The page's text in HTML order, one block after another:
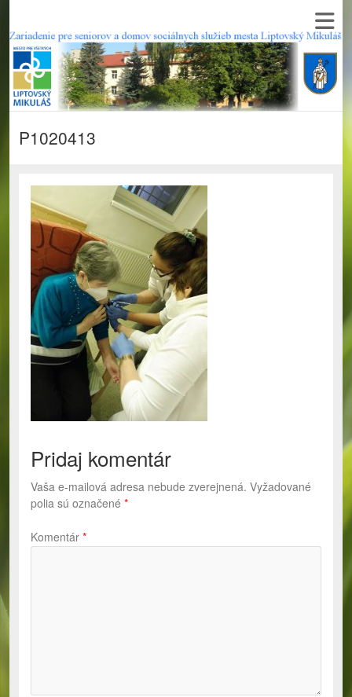
P1020413
Pridaj komentár
Vaša e-mailová adresa nebude zverejnená. Vyžadované
polia sú označené *
Komentár *